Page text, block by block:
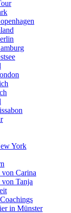
York
von Carina
von Tanja
Coachings
in Münster